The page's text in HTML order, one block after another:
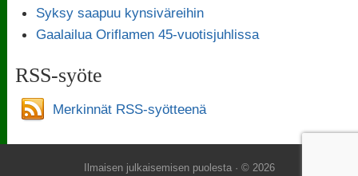
Syksy saapuu kynsiväreihin
Gaalailua Oriflamen 45-vuotisjuhlissa
RSS-syöte
Merkinnät RSS-syötteenä
Ilmaisen julkaisemisen puolesta · © 2026